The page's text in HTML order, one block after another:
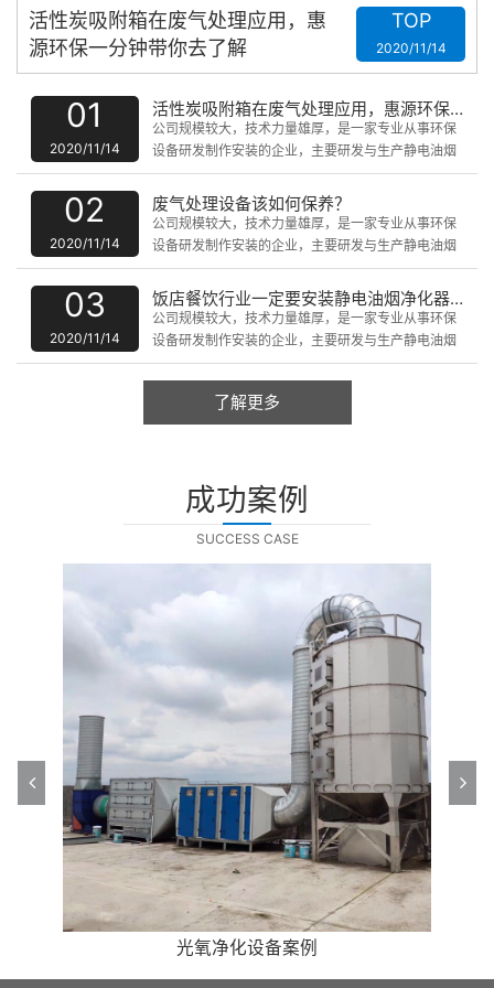
活性炭吸附箱在废气处理应用，惠
源环保一分钟带你去了解
TOP
2020/11/14
01
2020/11/14
活性炭吸附箱在废气处理应用，惠源环保一分钟带你去了解
公司规模较大，技术力量雄厚，是一家专业从事环保
设备研发制作安装的企业，主要研发与生产静电油烟
净化设备、uv光解静化设备、脉冲式除尘器、废气催
化燃烧处理设备、水洗噴淋塔、微波无级催化器、PP
板防腐设备、喷油房、无尘净化设备等产品。
02
2020/11/14
废气处理设备该如何保养？
公司规模较大，技术力量雄厚，是一家专业从事环保
设备研发制作安装的企业，主要研发与生产静电油烟
净化设备、uv光解静化设备、脉冲式除尘器、废气催
化燃烧处理设备、水洗噴淋塔、微波无级催化器、PP
板防腐设备、喷油房、无尘净化设备等产品。
03
2020/11/14
饭店餐饮行业一定要安装静电油烟净化器吗?
公司规模较大，技术力量雄厚，是一家专业从事环保
设备研发制作安装的企业，主要研发与生产静电油烟
净化设备、uv光解静化设备、脉冲式除尘器、废气催
化燃烧处理设备、水洗噴淋塔、微波无级催化器、PP
板防腐设备、喷油房、无尘净化设备等产品。
了解更多
成功案例
SUCCESS CASE
高效油烟净化处理案例
催化燃烧案例
喷淋塔案例
光氧净化设备案例
光氧净化设备案例
除尘设备案例
除尘设备案例
高效油烟净化处理案例
催化燃烧案例